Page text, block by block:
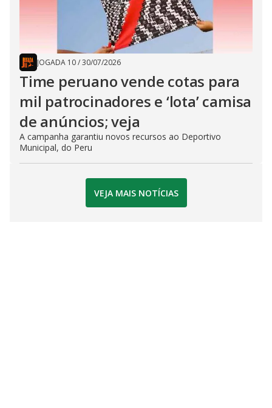
JOGADA 10/30/07/2026
Time peruano vende cotas para
mil patrocinadores e ‘lota’ camisa
de anúncios; veja
A campanha garantiu novos recursos ao Deportivo
Municipal, do Peru
VEJA MAIS NOTÍCIAS